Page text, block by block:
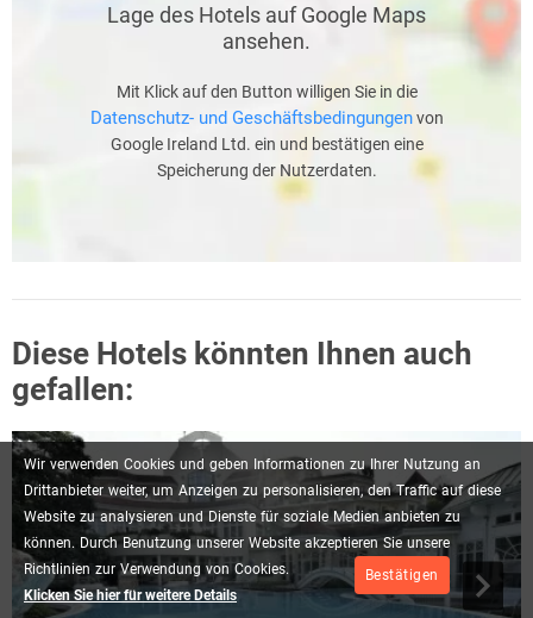
Wir verwenden Cookies und geben Informationen zu Ihrer Nutzung an
Drittanbieter weiter, um Anzeigen zu personalisieren, den Traffic auf diese
Website zu analysieren und Dienste für soziale Medien anbieten zu
können. Durch Benutzung unserer Website akzeptieren Sie unsere
Richtlinien zur Verwendung von Cookies.
Klicken Sie hier für weitere Details
Bestätigen
Lage des Hotels auf Google Maps
ansehen.
Mit Klick auf den Button willigen Sie in die
Datenschutz- und Geschäftsbedingungenvon
Google Ireland Ltd. ein und bestätigen eine
Speicherung der Nutzerdaten.
Diese Hotels könnten Ihnen auch
gefallen: